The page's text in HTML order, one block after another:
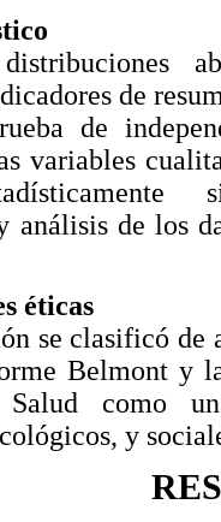
de
de
variables
análisis de los
éticas
se clasificó de
Belmont y
como
y